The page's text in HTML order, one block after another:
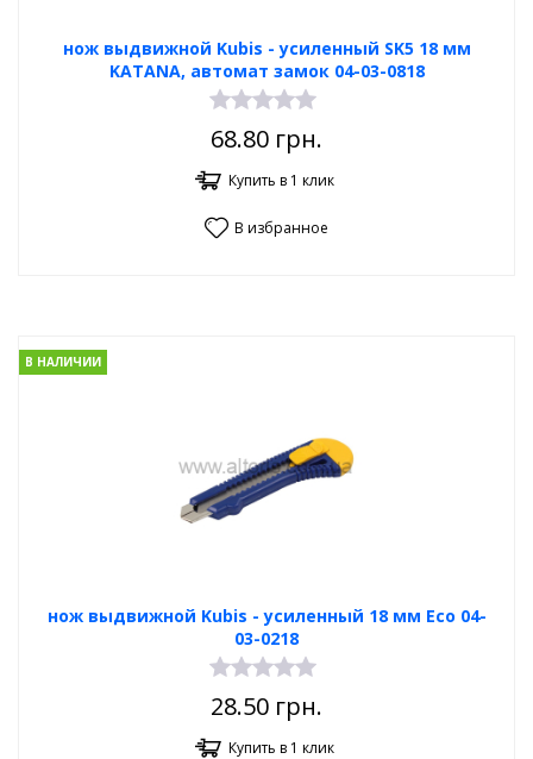
нож выдвижной Kubis - усиленный SK5 18 мм
KATANA, автомат замок 04-03-0818
68.80 грн.
Купить в 1 клик
В избранное
нож выдвижной Kubis - усиленный 18 мм Eco 04-
03-0218
В НАЛИЧИИ
28.50 грн.
Купить в 1 клик